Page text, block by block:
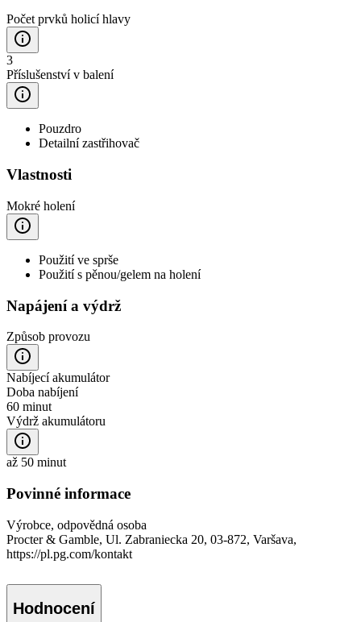
Počet prvků holicí hlavy
3
Příslušenství v balení
Pouzdro
Detailní zastřihovač
Vlastnosti
Mokré holení
Použití ve sprše
Použití s pěnou/gelem na holení
Napájení a výdrž
Způsob provozu
Nabíjecí akumulátor
Doba nabíjení
60 minut
Výdrž akumulátoru
až 50 minut
Povinné informace
Výrobce, odpovědná osoba
Procter & Gamble, Ul. Zabraniecka 20, 03-872, Varšava,
https://pl.pg.com/kontakt
Hodnocení